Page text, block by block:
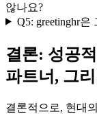
않나요?
Q5: greetinghr
결론: 성공
파트너, 그
결론적으로, 현대